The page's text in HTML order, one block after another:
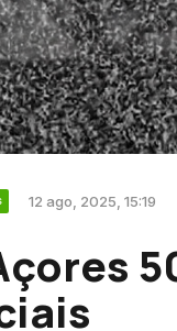
12 ago, 2025, 15:19